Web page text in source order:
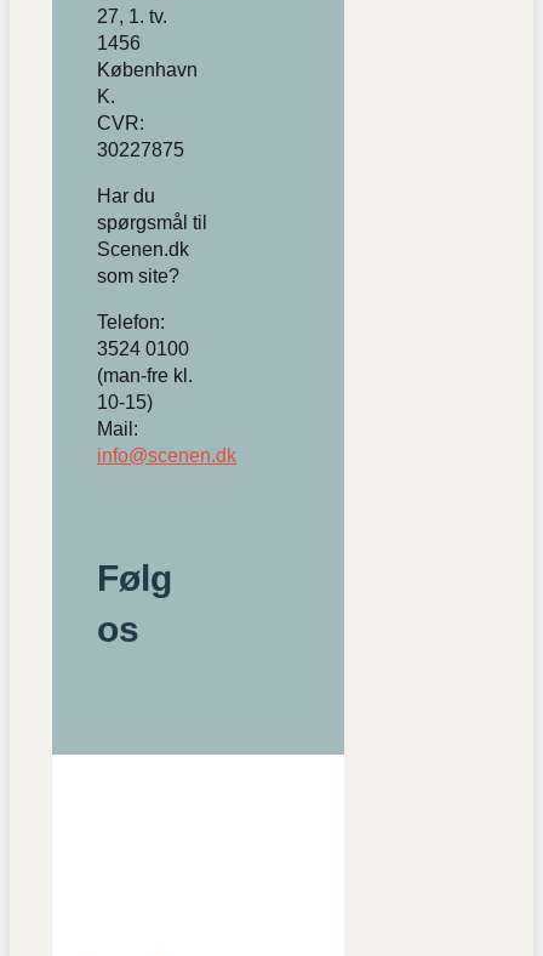
27, 1. tv.
1456
København
K.
CVR:
30227875
Har du
spørgsmål til
Scenen.dk
som site?
Telefon:
3524 0100
(man-fre kl.
10-15)
Mail:
info@scenen.dk
Følg
os